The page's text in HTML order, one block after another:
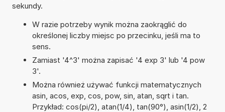
sekundy.
W razie potrzeby wynik można zaokrąglić do
określonej liczby miejsc po przecinku, jeśli ma to
sens.
Zamiast '4^3' można zapisać '4 exp 3' lub '4 pow
3'.
Można również używać funkcji matematycznych
asin, acos, exp, cos, pow, sin, atan, sqrt i tan.
Przykład: cos(pi/2), atan(1/4), tan(90°), asin(1/2), 2